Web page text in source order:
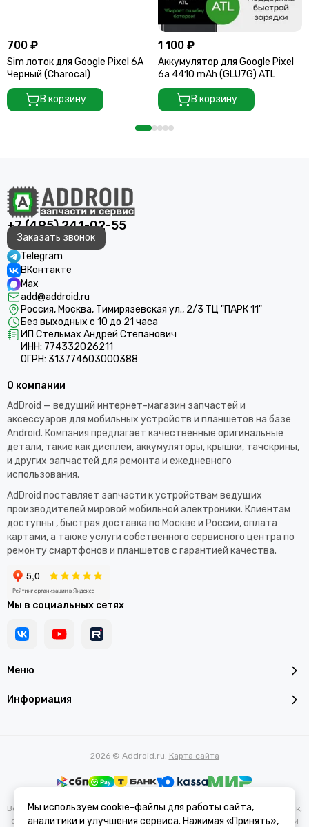
700 ₽
Sim лоток для Google Pixel 6A
Черный (Charocal)
В корзину
1 100 ₽
Аккумулятор для Google Pixel
6a 4410 mAh (GLU7G) ATL
В корзину
+7 (495) 241-02-55
Заказать звонок
Telegram
ВКонтакте
Max
add@addroid.ru
Россия, Москва, Тимирязевская ул., 2/3 ТЦ "ПАРК 11"
Без выходных с 10 до 21 часа
ИП Стельмах Андрей Степанович
ИНН: 774332026211
ОГРН: 313774603000388
Меню
Информация
О компании
AdDroid — ведущий интернет-магазин запчастей и
аксессуаров для мобильных устройств и планшетов на базе
Android. Компания предлагает качественные оригинальные
детали, такие как дисплеи, аккумуляторы, крышки, тачскрины,
и других запчастей для ремонта и ежедневного
использования.​
AdDroid поставляет запчасти к устройствам ведущих
производителей мировой мобильной электроники. Клиентам
доступны , быстрая доставка по Москве и России, оплата
картами, а также услуги собственного сервисного центра по
ремонту смартфонов и планшетов с гарантией качества.
Мы в социальных сетях
2026 © Addroid.ru. Карта сайта
Вся представленная на сайте информация, касающаяся характеристик,
стоимости товаров и услуг, носит информационный характер и ни при
Мы используем cookie-файлы для работы сайта,
аналитики и улучшения сервиса. Нажимая «Принять»,